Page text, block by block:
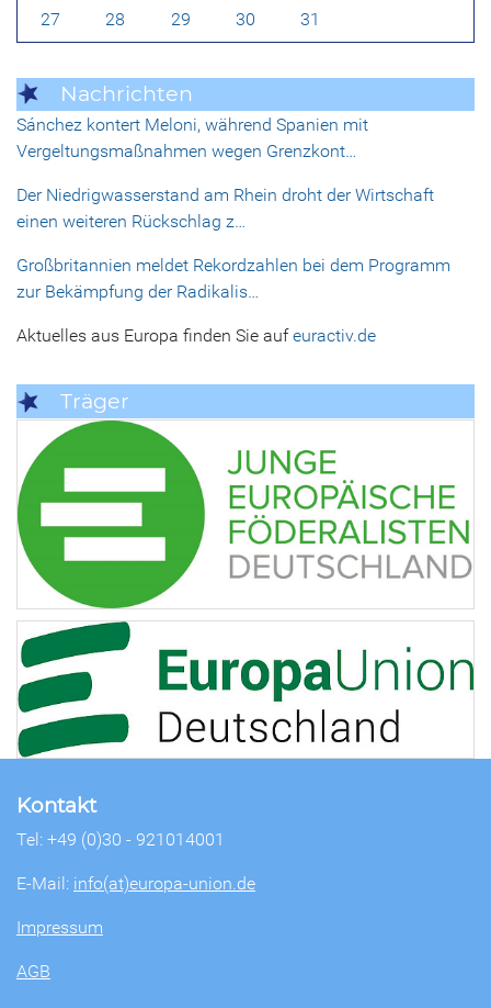
27 28 29 30 31
Nachrichten
Sánchez kontert Meloni, während Spanien mit
Vergeltungsmaßnahmen wegen Grenzkont…
Der Niedrigwasserstand am Rhein droht der Wirtschaft
einen weiteren Rückschlag z…
Großbritannien meldet Rekordzahlen bei dem Programm
zur Bekämpfung der Radikalis…
Aktuelles aus Europa finden Sie aufeuractiv.de
Träger
Kontakt
Tel: +49 (0)30 - 921014001
E-Mail: info(at)europa-union.de
Impressum
AGB